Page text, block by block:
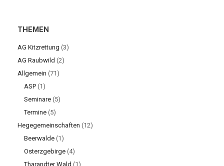
THEMEN
AG Kitzrettung (3)
AG Raubwild (2)
Allgemein (71)
ASP (1)
Seminare (5)
Termine (5)
Hegegemeinschaften (12)
Beerwalde (1)
Osterzgebirge (4)
Tharandter Wald (1)